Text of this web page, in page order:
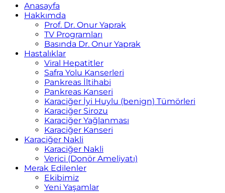
Anasayfa
Hakkımda
Prof. Dr. Onur Yaprak
TV Programları
Basında Dr. Onur Yaprak
Hastalıklar
Viral Hepatitler
Safra Yolu Kanserleri
Pankreas İltihabi
Pankreas Kanseri
Karaciğer İyi Huylu (benign) Tümörleri
Karaciğer Sirozu
Karaciğer Yağlanması
Karaciğer Kanseri
Karaciğer Nakli
Karaciğer Nakli
Verici (Donör Ameliyatı)
Merak Edilenler
Ekibimiz
Yeni Yaşamlar